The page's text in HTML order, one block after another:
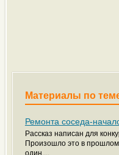
Материалы по
Ремонта соседа-
Рассказ написан для
Произошло это в
один,...